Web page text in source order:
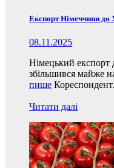
Експорт Німеччини до
08.11.2025
Німецький експорт
збільшився майже
пише Кореспондент.
Читати далі